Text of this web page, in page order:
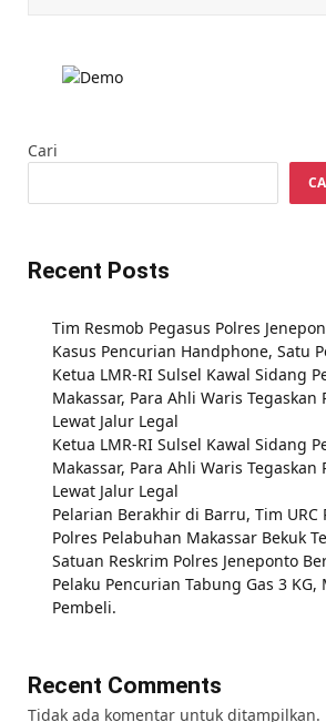
Cari
Recent Posts
Tim Resmob Pegasus Polres
Kasus Pencurian Handphone, Satu
Ketua LMR-RI Sulsel Kawal Sidang
Makassar, Para Ahli Waris Tegaskan
Lewat Jalur Legal
Ketua LMR-RI Sulsel Kawal Sidang
Makassar, Para Ahli Waris Tegaskan
Lewat Jalur Legal
Pelarian Berakhir di Barru, Tim URC
Polres Pelabuhan Makassar Bekuk
Satuan Reskrim Polres Jeneponto
Pelaku Pencurian Tabung Gas 3
Pembeli.
Recent Comments
Tidak ada komentar untuk ditampilkan.